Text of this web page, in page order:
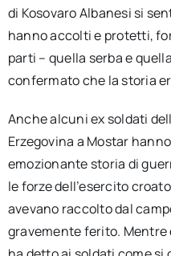
di Kosovaro Albanesi si
hanno accolti e protetti,
parti – quella serba e
confermato che la storia
Anche alcuni ex soldati
Erzegovina a Mostar
emozionante storia di
le forze dell’esercito
avevano raccolto dal
gravemente ferito. Mentre